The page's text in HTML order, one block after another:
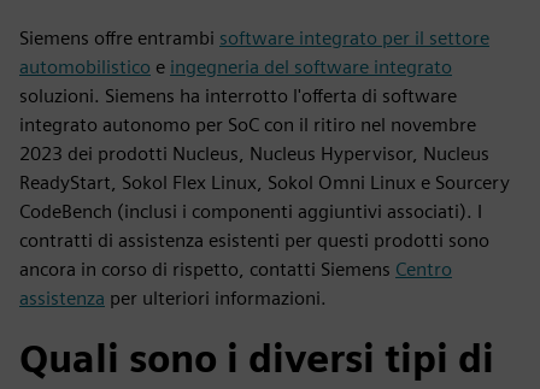
Siemens offre entrambi software integrato per il settore
automobilistico e ingegneria del software integrato
soluzioni. Siemens ha interrotto l'offerta di software
integrato autonomo per SoC con il ritiro nel novembre
2023 dei prodotti Nucleus, Nucleus Hypervisor, Nucleus
ReadyStart, Sokol Flex Linux, Sokol Omni Linux e Sourcery
CodeBench (inclusi i componenti aggiuntivi associati). I
contratti di assistenza esistenti per questi prodotti sono
ancora in corso di rispetto, contatti Siemens Centro
assistenza per ulteriori informazioni.
Quali sono i diversi tipi di